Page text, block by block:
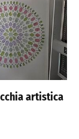
artistica